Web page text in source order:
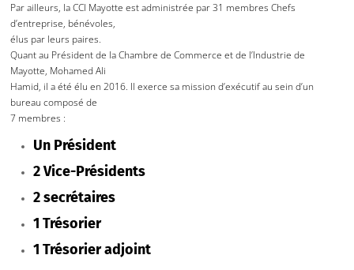
Par ailleurs, la CCI Mayotte est administrée par 31 membres Chefs
d’entreprise, bénévoles,
élus par leurs paires.
Quant au Président de la Chambre de Commerce et de l’Industrie de
Mayotte, Mohamed Ali
Hamid, il a été élu en 2016. Il exerce sa mission d’exécutif au sein d’un
bureau composé de
7 membres :
Un Président
2 Vice-Présidents
2 secrétaires
1 Trésorier
1 Trésorier adjoint